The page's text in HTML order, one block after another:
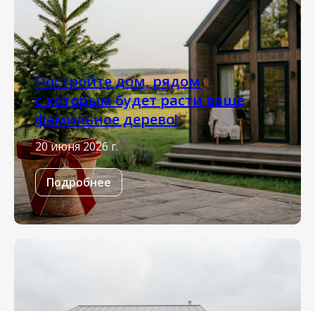
Постройте дом, рядом
с которым будет расти ваше
фамильное дерево!
20 июня 2026 г.
Подробнее